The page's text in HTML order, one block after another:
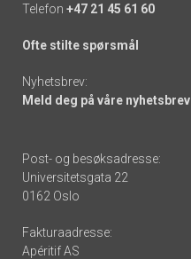
Telefon +47 21 45 61 60
Ofte stilte spørsmål
Nyhetsbrev:
Meld deg på våre nyhetsbrev
Post- og besøksadresse:
Universitetsgata 22
0162 Oslo
Fakturaadresse:
Apéritif AS